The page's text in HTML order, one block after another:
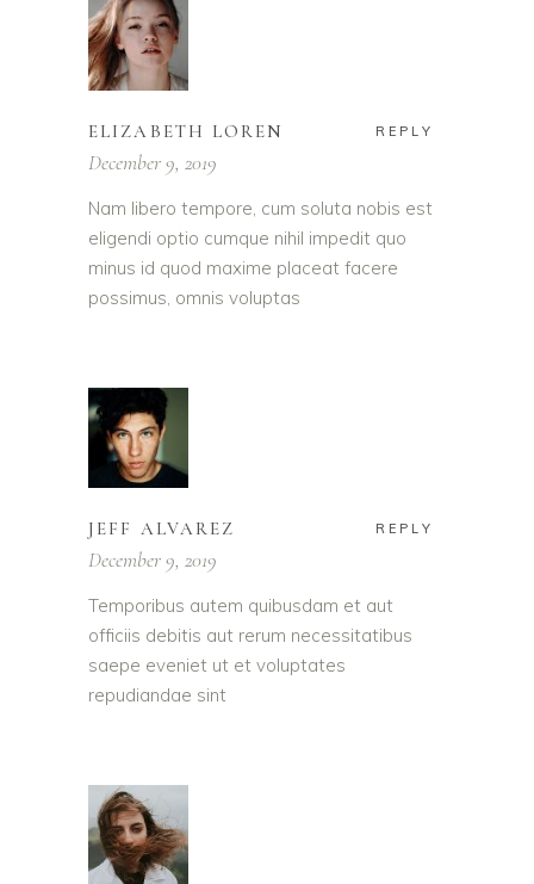
ELIZABETH LOREN REPLY
December 9, 2019
Nam libero tempore, cum soluta nobis est
eligendi optio cumque nihil impedit quo
minus id quod maxime placeat facere
possimus, omnis voluptas
JEFF ALVAREZ REPLY
December 9, 2019
Temporibus autem quibusdam et aut
officiis debitis aut rerum necessitatibus
saepe eveniet ut et voluptates
repudiandae sint